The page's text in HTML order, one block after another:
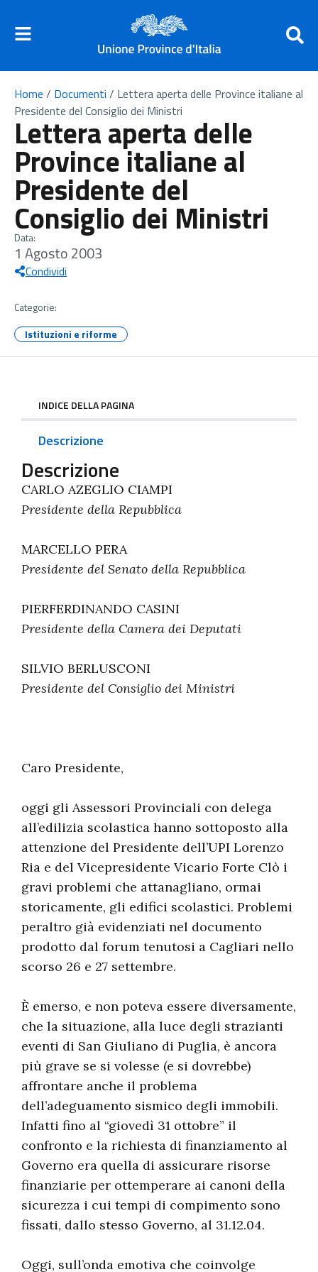
Home / Documenti / Lettera aperta delle Province italiane al
Presidente del Consiglio dei Ministri
Lettera aperta delle
Province italiane al
Presidente del
Consiglio dei Ministri
Data:
1 Agosto 2003
Condividi
Categorie:
Istituzioni e riforme
INDICE DELLA PAGINA
Descrizione
Descrizione
CARLO AZEGLIO CIAMPI
Presidente della Repubblica
MARCELLO PERA
Presidente del Senato della Repubblica
PIERFERDINANDO CASINI
Presidente della Camera dei Deputati
SILVIO BERLUSCONI
Presidente del Consiglio dei Ministri
Caro Presidente,
oggi gli Assessori Provinciali con delega
all’edilizia scolastica hanno sottoposto alla
attenzione del Presidente dell’UPI Lorenzo
Ria e del Vicepresidente Vicario Forte Clò i
gravi problemi che attanagliano, ormai
storicamente, gli edifici scolastici. Problemi
peraltro già evidenziati nel documento
prodotto dal forum tenutosi a Cagliari nello
scorso 26 e 27 settembre.
È emerso, e non poteva essere diversamente,
che la situazione, alla luce degli strazianti
eventi di San Giuliano di Puglia, è ancora
più grave se si volesse (e si dovrebbe)
affrontare anche il problema
dell’adeguamento sismico degli immobili.
Infatti fino al “giovedì 31 ottobre” il
confronto e la richiesta di finanziamento al
Governo era quella di assicurare risorse
finanziarie per ottemperare ai canoni della
sicurezza i cui tempi di compimento sono
fissati, dallo stesso Governo, al 31.12.04.
Oggi, sull’onda emotiva che coinvolge